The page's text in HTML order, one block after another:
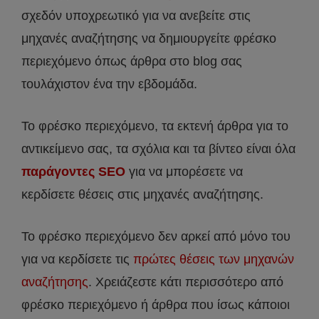
σχεδόν υποχρεωτικό για να ανεβείτε στις
μηχανές αναζήτησης να δημιουργείτε φρέσκο
περιεχόμενο όπως άρθρα στο blog σας
τουλάχιστον ένα την εβδομάδα.
Το φρέσκο περιεχόμενο, τα εκτενή άρθρα για το
αντικείμενο σας, τα σχόλια και τα βίντεο είναι όλα
παράγοντες SEO για να μπορέσετε να
κερδίσετε θέσεις στις μηχανές αναζήτησης.
Το φρέσκο περιεχόμενο δεν αρκεί από μόνο του
για να κερδίσετε τις πρώτες θέσεις των μηχανών
αναζήτησης. Χρειάζεστε κάτι περισσότερο από
φρέσκο περιεχόμενο ή άρθρα που ίσως κάποιοι